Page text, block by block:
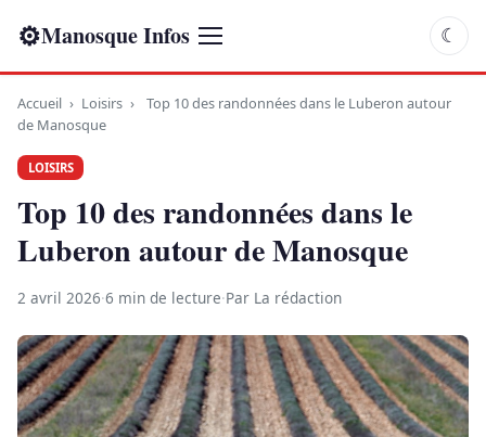
⚙Manosque Infos ☾
Accueil › Loisirs ›
Top 10 des randonnées dans le Luberon autour
de Manosque
LOISIRS
Top 10 des randonnées dans le
Luberon autour de Manosque
2 avril 2026·6 min de lecture·Par La rédaction